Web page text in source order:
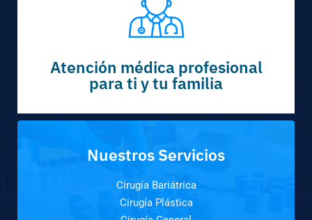
Atención médica profesional
para ti y tu familia
Nuestros Servicios
Cirugía Bariátrica
Cirugía Plástica